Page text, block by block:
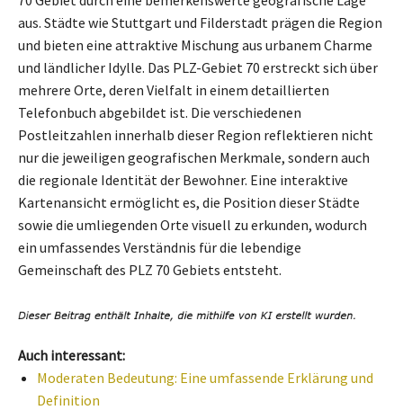
aus. Städte wie Stuttgart und Filderstadt prägen die Region
und bieten eine attraktive Mischung aus urbanem Charme
und ländlicher Idylle. Das PLZ-Gebiet 70 erstreckt sich über
mehrere Orte, deren Vielfalt in einem detaillierten
Telefonbuch abgebildet ist. Die verschiedenen
Postleitzahlen innerhalb dieser Region reflektieren nicht
nur die jeweiligen geografischen Merkmale, sondern auch
die regionale Identität der Bewohner. Eine interaktive
Kartenansicht ermöglicht es, die Position dieser Städte
sowie die umliegenden Orte visuell zu erkunden, wodurch
ein umfassendes Verständnis für die lebendige
Gemeinschaft des PLZ 70 Gebiets entsteht.
Auch interessant:
Moderaten Bedeutung: Eine umfassende Erklärung und
Definition